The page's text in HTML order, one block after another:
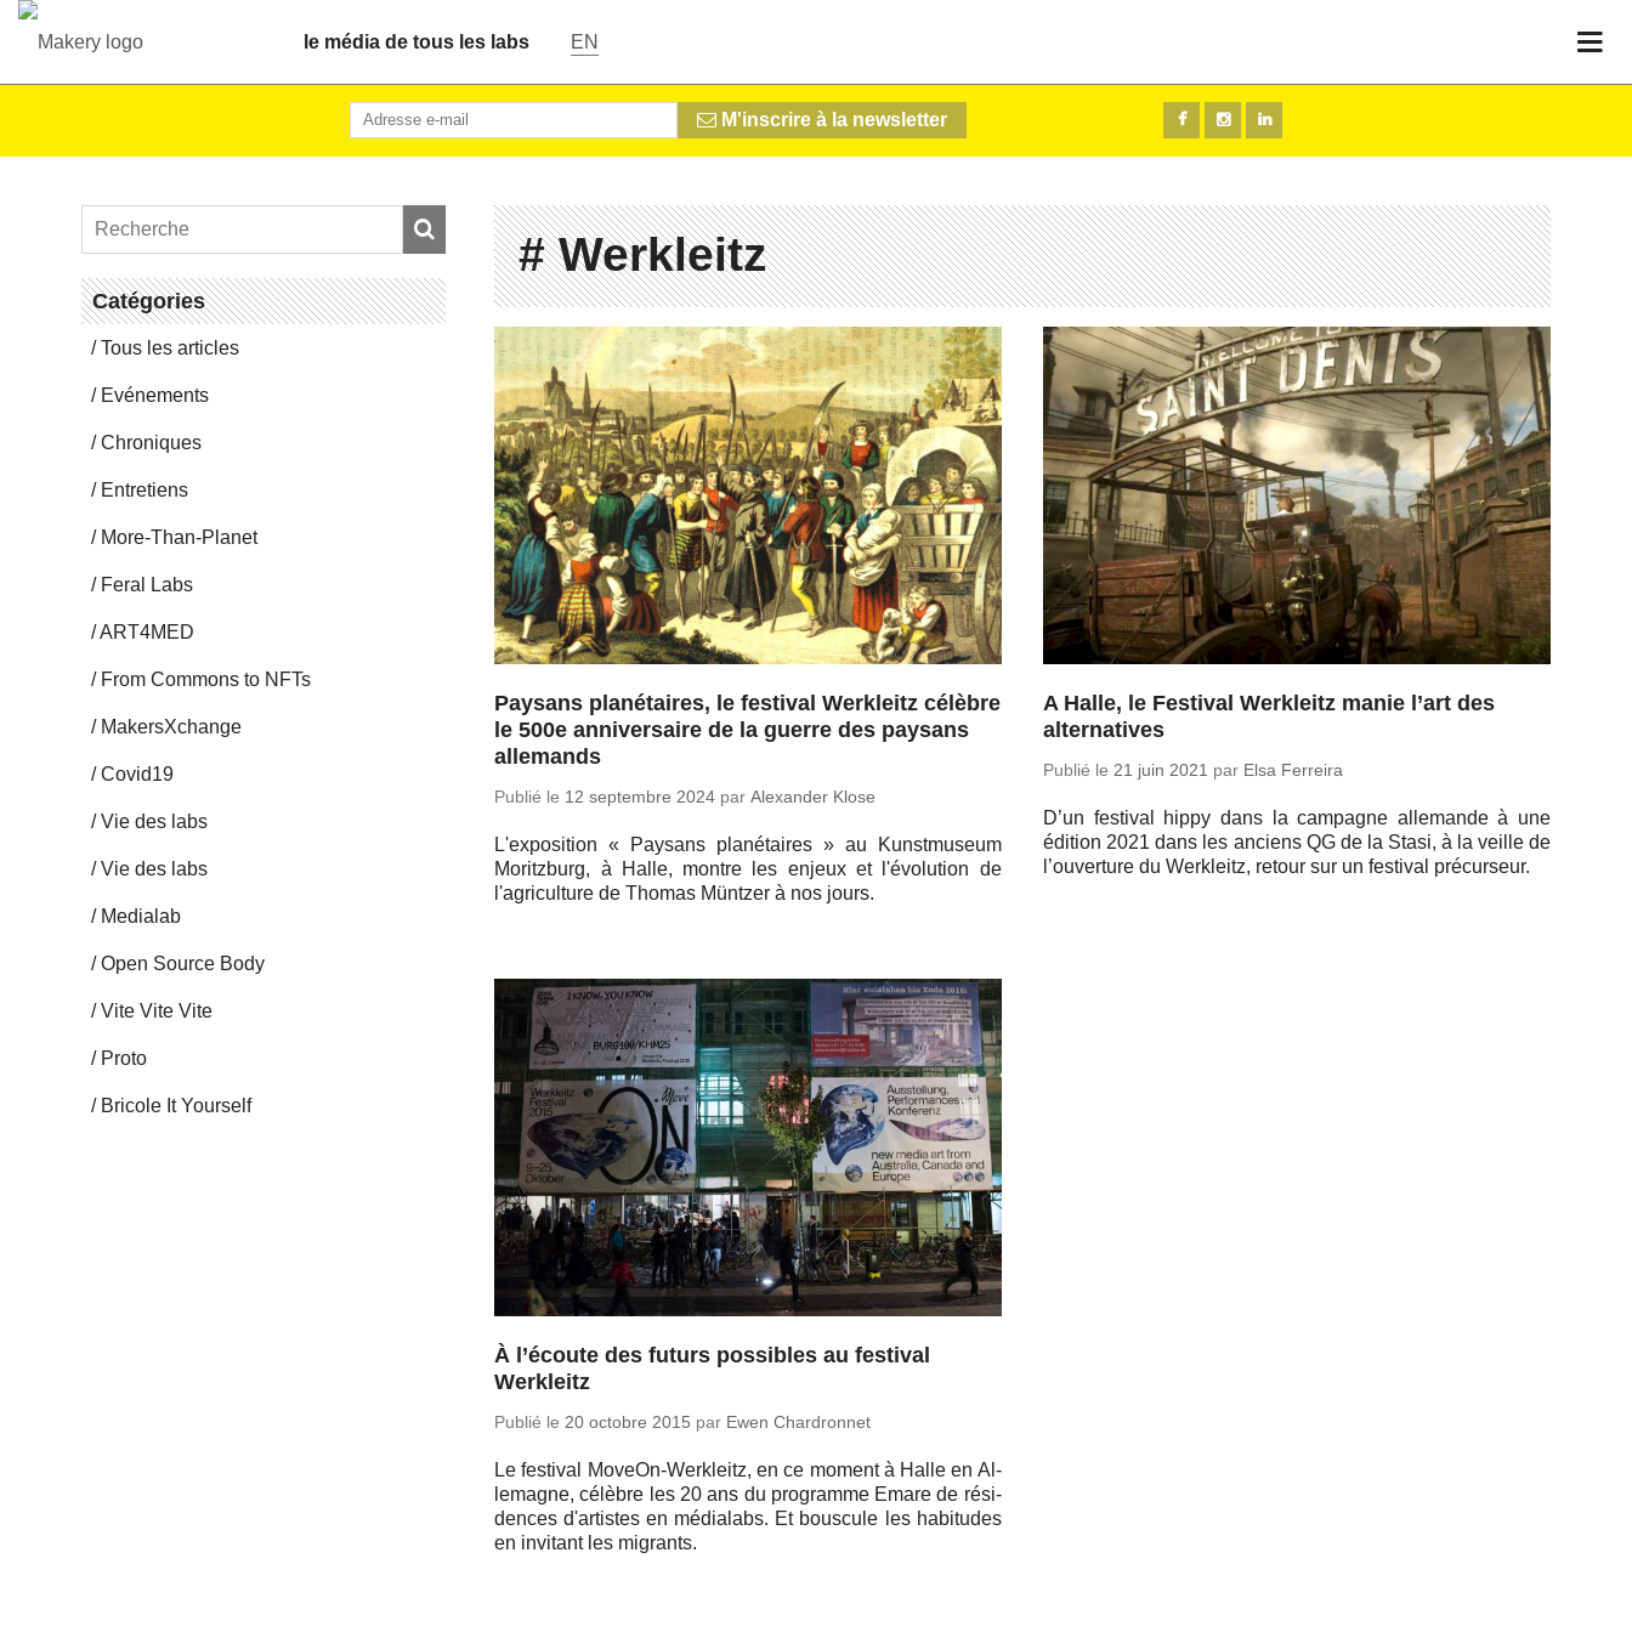
le média de tous les labs EN
M'inscrire à la newsletter
Ca­té­go­ries
Tous les articles
Evé­ne­ments
Chro­niques
En­tre­tiens
More-Than-Pla­net
Feral Labs
ART4MED
From Commons to NFTs
Ma­kersX­change
Covid19
Vie des labs
Vie des labs
Me­dia­lab
Open Source Body
Vite Vite Vite
Proto
Bricole It Yourself
# Werkleitz
Paysans planétaires, le festival Werkleitz célèbre
le 500e anniversaire de la guerre des paysans
allemands
Publié le 12 sep­tembre 2024 parAlexan­der Klose
L'ex­po­si­tion « Paysans pla­né­taires » au Kunst­mu­seum
Mo­ritz­burg, à Halle, montre les enjeux et l'évo­lu­tion de
l'agri­cul­ture de Thomas Müntzer à nos jours.
A Halle, le Festival Werkleitz manie l’art des
alternatives
Publié le21 juin 2021 par Elsa Ferreira
D’un fes­ti­val hippy dans la cam­pagne al­le­mande à une
édition 2021 dans les anciens QG de la Stasi, à la veille de
l’ou­ver­ture du Werk­leitz, retour sur un fes­ti­val précurseur.
À l’écoute des futurs possibles au festival
Werkleitz
Publié le20 octobre 2015 par Ewen Chardronnet
Le fes­ti­val Mo­veOn-Werk­leitz, en ce moment à Halle en Al­
le­magne, célèbre les 20 ans du pro­gramme Emare de ré­si­
dences d'ar­tistes en mé­dia­labs. Et bous­cule les ha­bi­tudes
en in­vi­tant les migrants.